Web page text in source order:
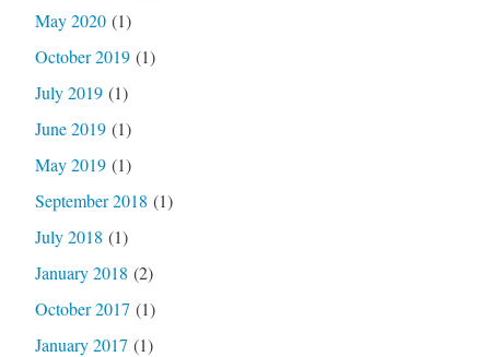
May 2020(1)
October 2019(1)
July 2019(1)
June 2019(1)
May 2019(1)
September 2018 (1)
July 2018 (1)
January 2018 (2)
October 2017 (1)
January 2017 (1)